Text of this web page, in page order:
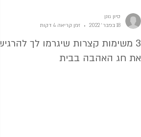
3 משימות קצרות שיגרמו לך להרגיש
את חג האהבה בבית
סיון גונן
18 בפבר׳ 2022
זמן קריאה 4 דקות